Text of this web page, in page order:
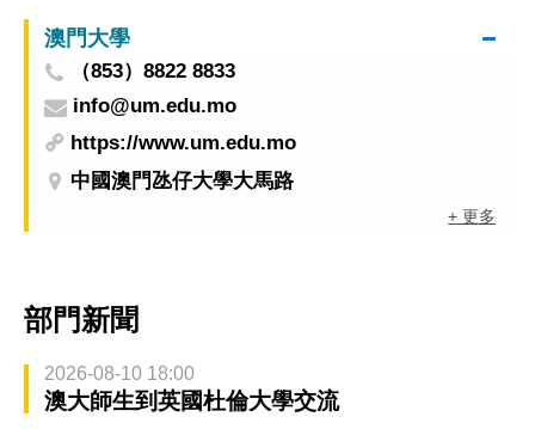
澳門大學
（853）8822 8833
info@um.edu.mo
https://www.um.edu.mo
中國澳門氹仔大學大馬路
+ 更多
部門新聞
2026-08-10 18:00
澳大師生到英國杜倫大學交流